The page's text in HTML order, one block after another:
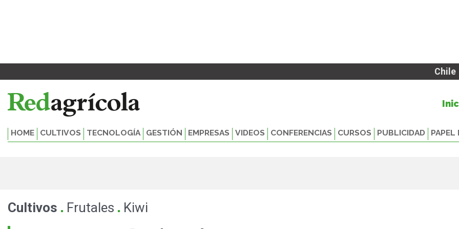
Chile
HOME CULTIVOS TECNOLOGÍA GESTIÓN EMPRESAS VIDEOS CONFERENCIAS CURSOS PUBLICIDAD PAPEL
Cultivos . Frutales . Kiwi